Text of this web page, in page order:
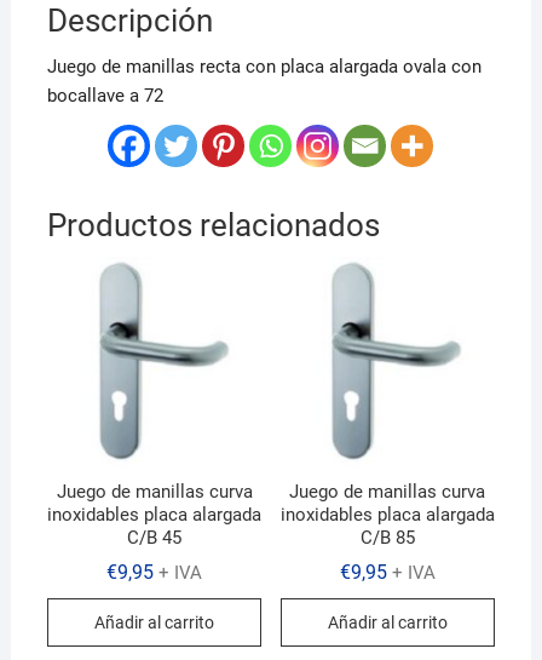
Descripción
Juego de manillas recta con placa alargada ovala con
bocallave a 72
Productos relacionados
Juego de manillas curva
inoxidables placa alargada
C/B 45
€9,95 + IVA
Añadir al carrito
Juego de manillas curva
inoxidables placa alargada
C/B 85
€9,95 + IVA
Añadir al carrito